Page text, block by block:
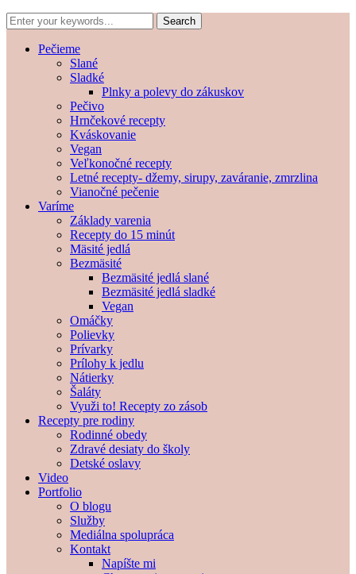
Pečieme
Slané
Sladké
Plnky a polevy do zákuskov
Pečivo
Hrnčekové recepty
Kváskovanie
Vegan
Veľkonočné recepty
Letné recepty- džemy, sirupy, zaváranie, zmrzlina
Vianočné pečenie
Varíme
Základy varenia
Recepty do 15 minút
Mäsité jedlá
Bezmäsité
Bezmäsité jedlá slané
Bezmäsité jedlá sladké
Vegan
Omáčky
Polievky
Prívarky
Prílohy k jedlu
Nátierky
Šaláty
Využi to! Recepty zo zásob
Recepty pre rodiny
Rodinné obedy
Zdravé desiaty do školy
Detské oslavy
Video
Portfolio
O blogu
Služby
Mediálna spolupráca
Kontakt
Napíšte mi